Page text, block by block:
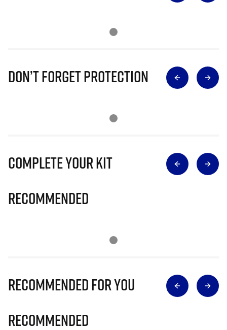
Don’t Forget Protection
Complete Your Kit
Recommended
Recommended for you
Recommended